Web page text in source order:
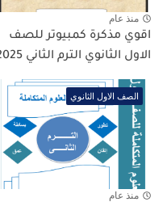
منذ عام
اقوي مذكرة كمبيوتر للصف
الاول الثانوي الترم الثاني 2025
الصف الاول الثانوي
منذ عام